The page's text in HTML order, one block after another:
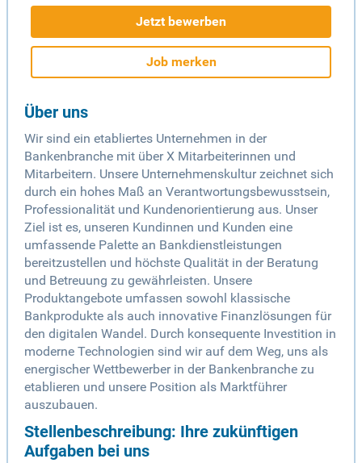
Jetzt bewerben
Job merken
Über uns
Wir sind ein etabliertes Unternehmen in der
Bankenbranche mit über X Mitarbeiterinnen und
Mitarbeitern. Unsere Unternehmenskultur zeichnet sich
durch ein hohes Maß an Verantwortungsbewusstsein,
Professionalität und Kundenorientierung aus. Unser
Ziel ist es, unseren Kundinnen und Kunden eine
umfassende Palette an Bankdienstleistungen
bereitzustellen und höchste Qualität in der Beratung
und Betreuung zu gewährleisten. Unsere
Produktangebote umfassen sowohl klassische
Bankprodukte als auch innovative Finanzlösungen für
den digitalen Wandel. Durch konsequente Investition in
moderne Technologien sind wir auf dem Weg, uns als
energischer Wettbewerber in der Bankenbranche zu
etablieren und unsere Position als Marktführer
auszubauen.
Stellenbeschreibung: Ihre zukünftigen
Aufgaben bei uns